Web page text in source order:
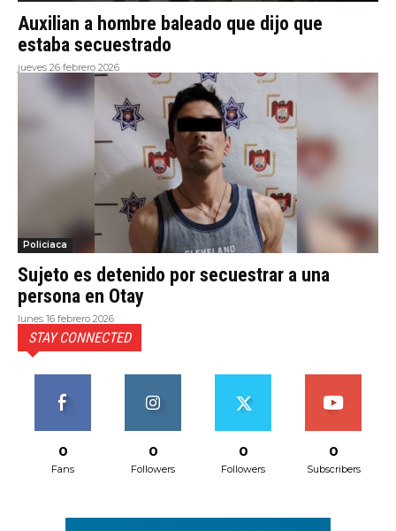
Auxilian a hombre baleado que dijo que
estaba secuestrado
jueves 26 febrero 2026
Policiaca
Sujeto es detenido por secuestrar a una
persona en Otay
lunes 16 febrero 2026
STAY CONNECTED
0
Fans
0
Followers
0
Followers
0
Subscribers